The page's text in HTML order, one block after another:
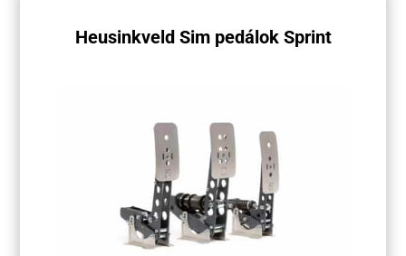
Heusinkveld Sim pedálok Sprint